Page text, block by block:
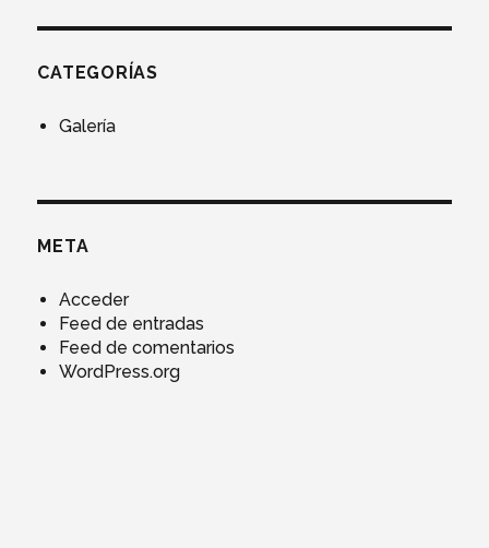
CATEGORÍAS
Galería
META
Acceder
Feed de entradas
Feed de comentarios
WordPress.org